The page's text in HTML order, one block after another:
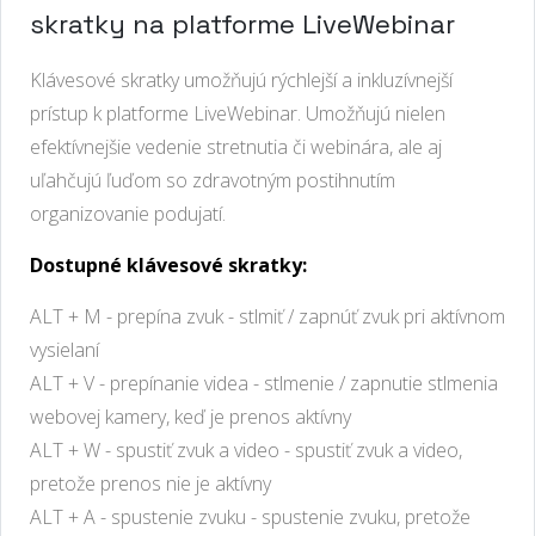
skratky na platforme LiveWebinar
Klávesové skratky umožňujú rýchlejší a inkluzívnejší
prístup k platforme LiveWebinar. Umožňujú nielen
efektívnejšie vedenie stretnutia či webinára, ale aj
uľahčujú ľuďom so zdravotným postihnutím
organizovanie podujatí.
Dostupné klávesové skratky:
ALT + M - prepína zvuk - stlmiť / zapnúť zvuk pri aktívnom
vysielaní
ALT + V - prepínanie videa - stlmenie / zapnutie stlmenia
webovej kamery, keď je prenos aktívny
ALT + W - spustiť zvuk a video - spustiť zvuk a video,
pretože prenos nie je aktívny
ALT + A - spustenie zvuku - spustenie zvuku, pretože